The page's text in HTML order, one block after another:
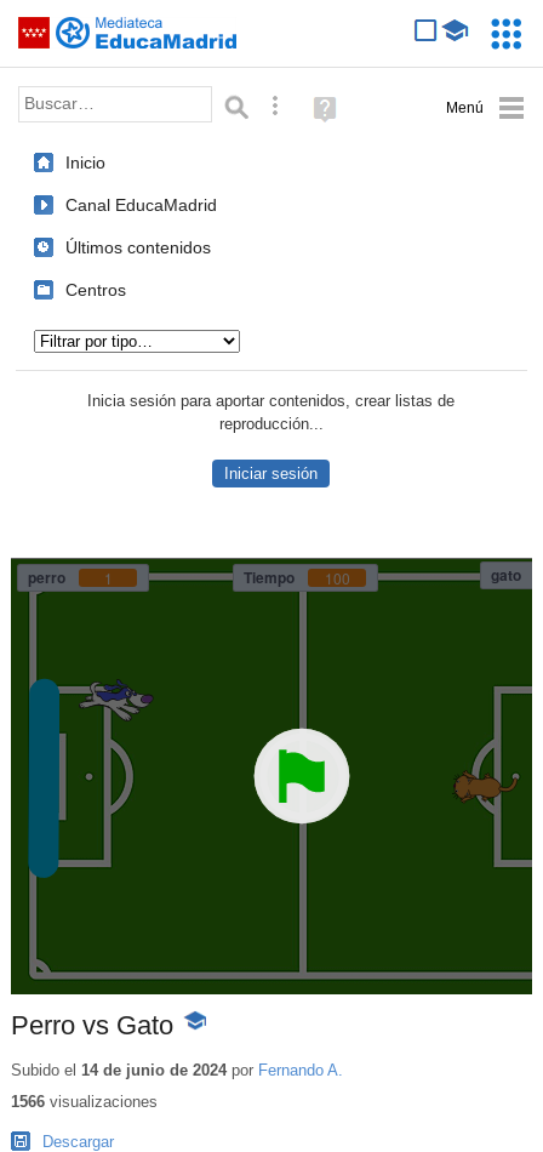
Saltar navegación
Palabra o frase: Búsqueda avanzada
Ayuda
(en
Inicio
Canal EducaMadrid
Últimos contenidos
Centros
Inicia sesión para aportar contenidos, crear listas de
reproducción...
Iniciar sesión
Perro vs Gato -
educativo
Subido el 14 de junio de 2024por Fernando A.
1566visualizaciones
Descargar